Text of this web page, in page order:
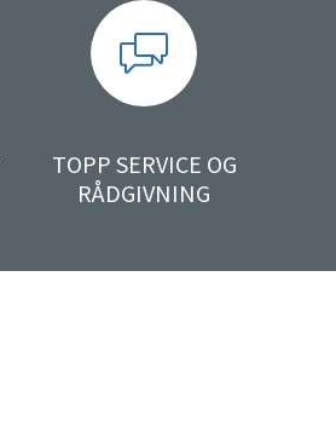
TOPP SERVICE OG
RÅDGIVNING